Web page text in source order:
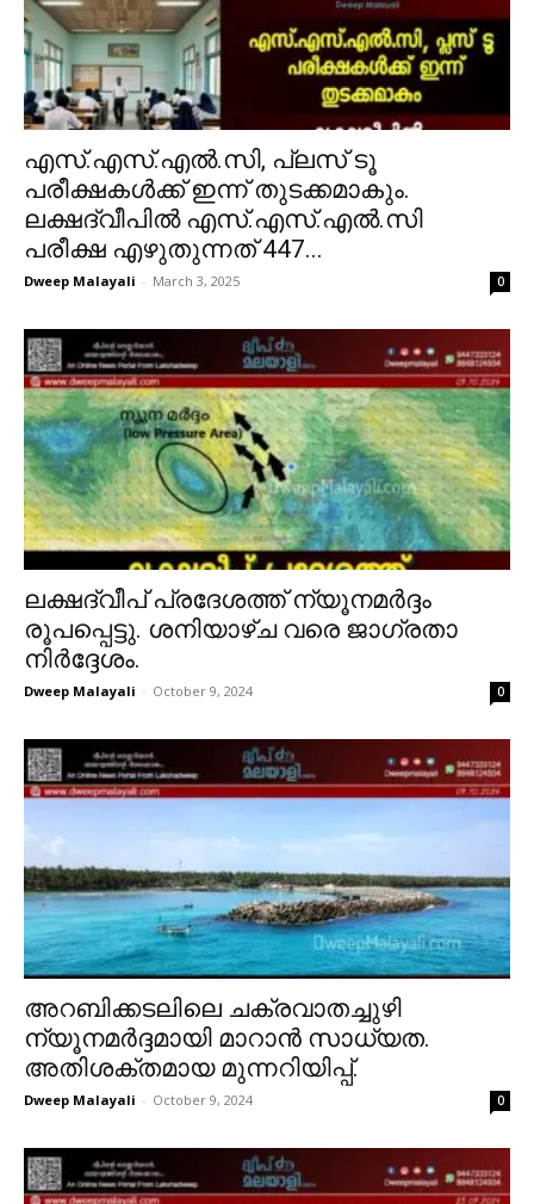
എസ്.എസ്.എൽ.സി, പ്ലസ് ടൂ
പരീക്ഷകൾക്ക് ഇന്ന് തുടക്കമാകും.
ലക്ഷദ്വീപിൽ എസ്.എസ്.എൽ.സി
പരീക്ഷ എഴുതുന്നത് 447...
Dweep Malayali - March 3, 2025 0
ലക്ഷദ്വീപ് പ്രദേശത്ത് ന്യൂനമർദ്ദം
രൂപപ്പെട്ടു. ശനിയാഴ്ച വരെ ജാഗ്രതാ
നിർദ്ദേശം.
Dweep Malayali - October 9, 2024 0
അറബിക്കടലിലെ ചക്രവാതച്ചുഴി
ന്യൂനമർദ്ദമായി മാറാൻ സാധ്യത.
അതിശക്തമായ മുന്നറിയിപ്പ്.
Dweep Malayali - October 9, 2024 0